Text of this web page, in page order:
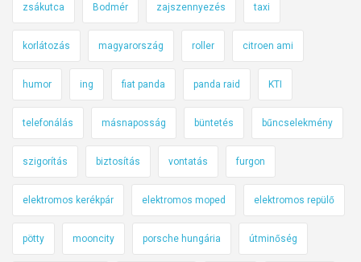
zsákutca Bodmér zajszennyezés taxi
korlátozás magyarország roller citroen ami
humor ing fiat panda panda raid KTI
telefonálás másnaposság büntetés bűncselekmény
szigorítás biztosítás vontatás furgon
elektromos kerékpár elektromos moped elektromos repülő
pötty mooncity porsche hungária útminőség